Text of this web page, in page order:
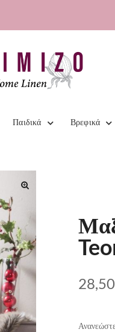
Παιδικά Βρεφικά
28,50